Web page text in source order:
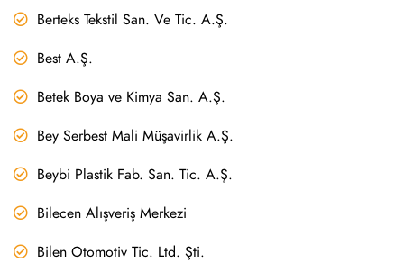
Berteks Tekstil San. Ve Tic. A.Ş.
Best A.Ş.
Betek Boya ve Kimya San. A.Ş.
Bey Serbest Mali Müşavirlik A.Ş.
Beybi Plastik Fab. San. Tic. A.Ş.
Bilecen Alışveriş Merkezi
Bilen Otomotiv Tic. Ltd. Şti.